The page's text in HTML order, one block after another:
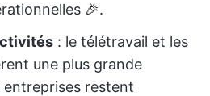
🎉.
: le télétravail et les
une plus grande
entreprises restent